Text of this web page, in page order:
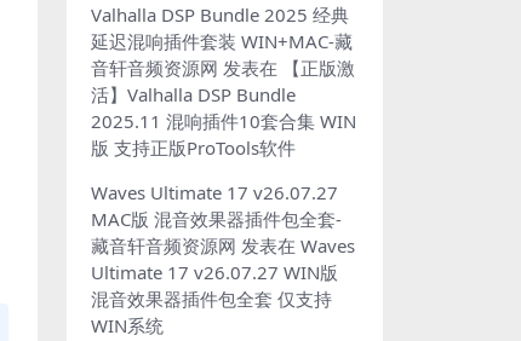
Valhalla DSP Bundle 2025 经典
延迟混响插件套装 WIN+MAC-藏
音轩音频资源网 发表在
【正版激
活】Valhalla DSP Bundle
2025.11 混响插件10套合集 WIN
版 支持正版ProTools软件
Waves Ultimate 17 v26.07.27
MAC版 混音效果器插件包全套-
藏音轩音频资源网 发表在 Waves
Ultimate 17 v26.07.27 WIN版
混音效果器插件包全套 仅支持
WIN系统